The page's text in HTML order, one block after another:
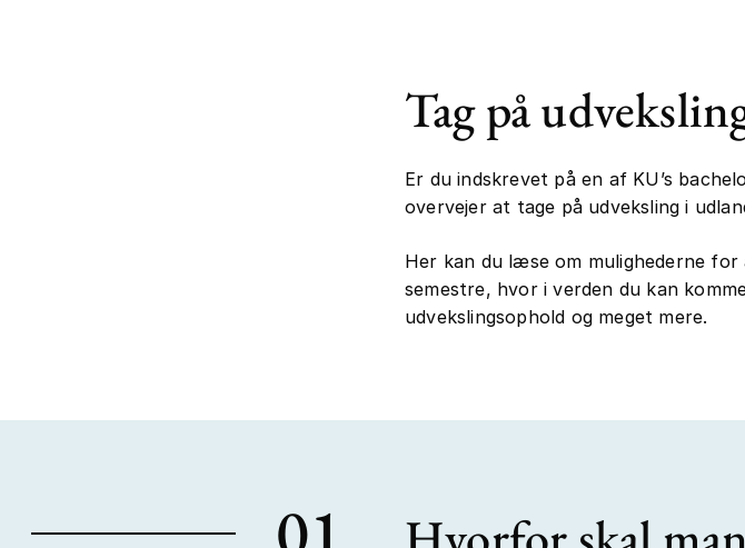
Tag på
Er du indskrevet på en af KU’s
overvejer at tage på udveksling i
Her kan du læse om mulighederne for
semestre, hvor i verden du kan
udvekslingsophold og meget mere.